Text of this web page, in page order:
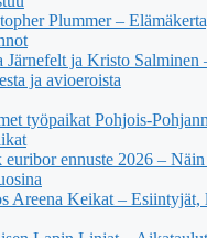
Plummer –
Järnefelt ja Kristo Salminen
ja avioeroista
työpaikat Pohjois-
euribor ennuste 2026 –
Areena Keikat – Esiintyjät,